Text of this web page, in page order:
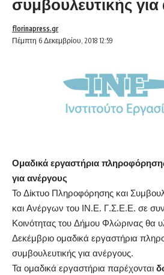
Πέμπτη 6 Δεκεμβρίου, 2018 12:59
florinapress.gr
Ομαδικά εργαστήρια
για ανέργους
Το Δίκτυο Πληροφόρησης και
και Ανέργων του ΙΝ.Ε. Γ.Σ.Ε.Ε. σε
Κοινότητας του Δήμου Φλώρινας θα
Δεκέμβριο ομαδικά εργαστήρια
συμβουλευτικής για ανέργους.
Τα ομαδικά εργαστήρια παρέχονται